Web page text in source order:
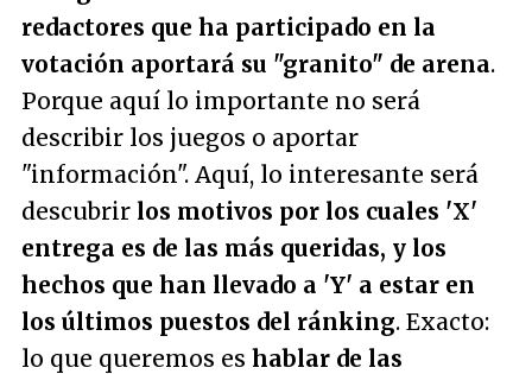
redactores que ha participado en la
votación aportará su "granito" de arena.
Porque aquí lo importante no será
describir los juegos o aportar
"información". Aquí, lo interesante será
descubrir los motivos por los cuales 'X'
entrega es de las más queridas, y los
hechos que han llevado a 'Y' a estar en
los últimos puestos del ránking. Exacto:
lo que queremos es hablar de las